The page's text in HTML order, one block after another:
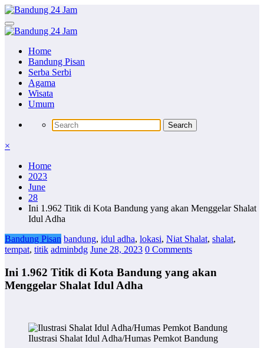
Skip
to
content
Home
Bandung Pisan
Serba Serbi
Agama
Wisata
Umum
×
Home
2023
June
28
Ini 1.962 Titik di Kota Bandung yang akan Menggelar Shalat
Idul Adha
Bandung Pisan bandung, idul adha, lokasi, Niat Shalat, shalat,
tempat, titik adminbdg June 28, 2023 0 Comments
Ini 1.962 Titik di Kota Bandung yang akan
Menggelar Shalat Idul Adha
Ilustrasi Shalat Idul Adha/Humas Pemkot Bandung